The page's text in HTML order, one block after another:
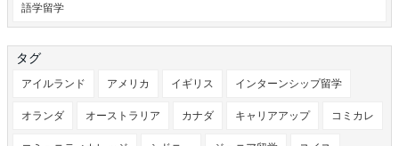
語学留学
タグ
アイルランド アメリカ イギリス インターンシップ留学
オランダ オーストラリア カナダ キャリアアップ コミカレ